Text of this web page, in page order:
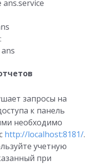
запросы на
к панель
необходимо
http://localhost:8181/.
учетную
при